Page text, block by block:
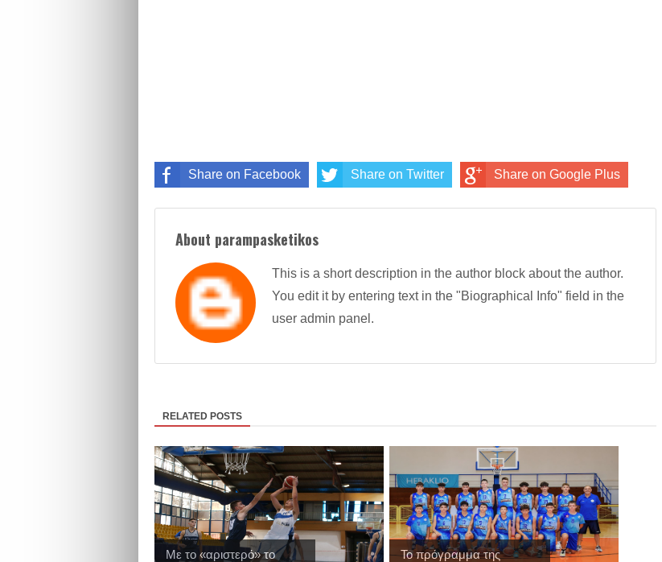
Share on Facebook Share on Twitter Share on Google Plus
About parampasketikos
This is a short description in the author block about the author.
You edit it by entering text in the "Biographical Info" field in the
user admin panel.
RELATED POSTS
Με το «αριστερό» το
Το πρόγραμμα της